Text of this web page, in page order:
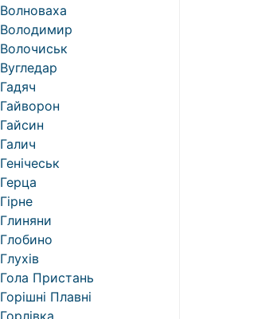
Волноваха
Володимир
Волочиськ
Вугледар
Гадяч
Гайворон
Гайсин
Галич
Генічеськ
Герца
Гірне
Глиняни
Глобино
Глухів
Гола Пристань
Горішні Плавні
Горлівка